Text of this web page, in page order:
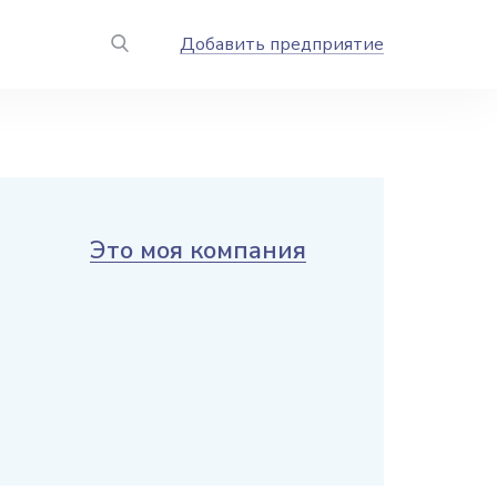
Добавить предприятие
Это моя компания